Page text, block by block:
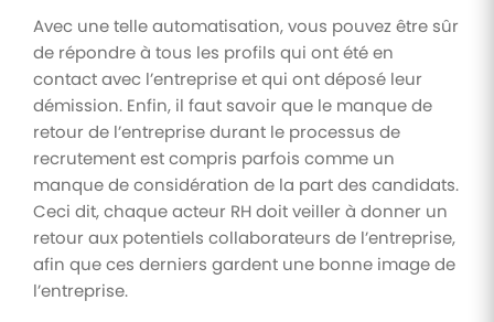
Avec une telle automatisation, vous pouvez être sûr
de répondre à tous les profils qui ont été en
contact avec l’entreprise et qui ont déposé leur
démission. Enfin, il faut savoir que le manque de
retour de l’entreprise durant le processus de
recrutement est compris parfois comme un
manque de considération de la part des candidats.
Ceci dit, chaque acteur RH doit veiller à donner un
retour aux potentiels collaborateurs de l’entreprise,
afin que ces derniers gardent une bonne image de
l’entreprise.